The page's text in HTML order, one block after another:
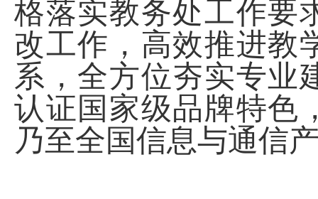
格落实教务处工作要
改工作，高效推进教
系，全方位夯实专业
认证国家级品牌特色
乃至全国信息与通信